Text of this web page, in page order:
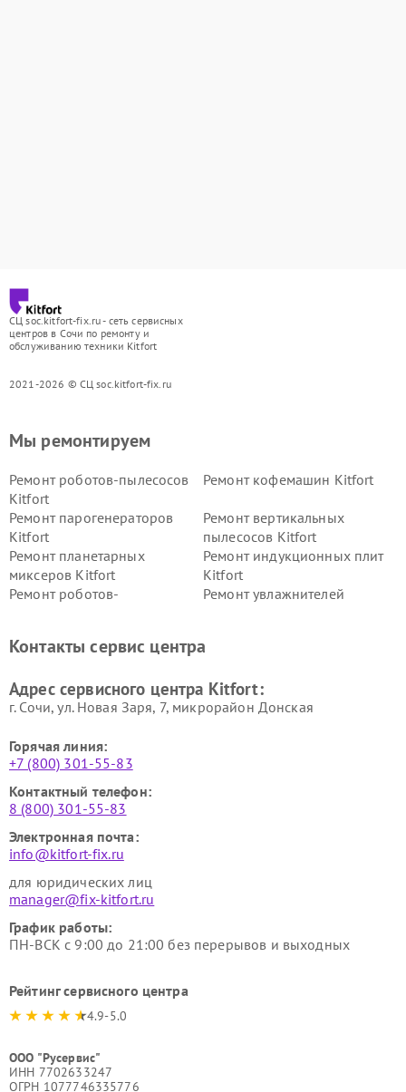
СЦ soc.kitfort-fix.ru - сеть сервисных
центров в Сочи по ремонту и
обслуживанию техники Kitfort
2021-2026 © СЦ soc.kitfort-fix.ru
Мы ремонтируем
Ремонт роботов-пылесосов
Kitfort
Ремонт кофемашин Kitfort
Ремонт парогенераторов
Kitfort
Ремонт вертикальных
пылесосов Kitfort
Ремонт планетарных
миксеров Kitfort
Ремонт индукционных плит
Kitfort
Ремонт роботов-
Ремонт увлажнителей
Kitfort
Kitfort
Kitfort
Kitfort
Контакты сервис центра
Адрес сервисного центра Kitfort:
г. Сочи, ул. Новая Заря, 7, микрорайон Донская
Горячая линия:
+7 (800) 301-55-83
Контактный телефон:
8 (800) 301-55-83
Электронная почта:
info@kitfort-fix.ru
для юридических лиц
manager@fix-kitfort.ru
График работы:
ПН-ВСК с 9:00 до 21:00 без перерывов и выходных
Рейтинг сервисного центра
4.9-5.0
ООО "Русервис"
ИНН 7702633247
ОГРН 1077746335776